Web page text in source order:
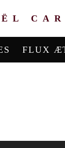
FLUX